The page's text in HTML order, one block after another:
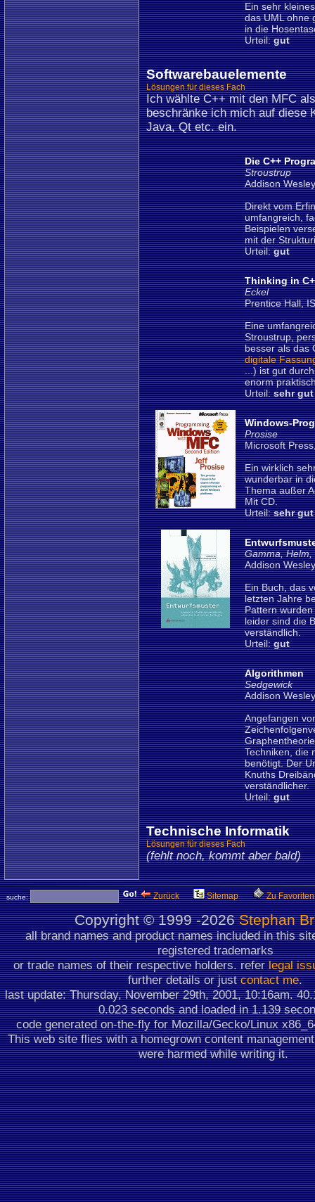
Ein sehr
das UML ohne
in die
Urteil:gut
Softwarebauelemente
Lösungen für dieses Fach
Ich wählte C++ mit den MFC
beschränke ich mich auf diese
Java, Qt etc. ein.
Die C++
Stroustrup
Addison
Direkt vom
umfangreich,
Beispielen
mit der
Urteil:gut
Thinking in
Eckel
Prentice Hall,
Eine
Stroustrup,
besser als das
digitale
...) ist gut
enorm
Urteil:sehr gut
Windows-
Prosise
Microsoft
Ein wirklich
wunderbar in
Thema außer
Mit CD.
Urteil:sehr gut
Gamma,
Addison
Ein Buch, das
letzten Jahre
Pattern
leider sind die
verständlich.
Urteil:gut
Algorithmen
Sedgewick
Addison
Angefangen
Techniken, die
benötigt. Der
Knuths
verständlicher.
Urteil:gut
Technische Informatik
Lösungen für dieses Fach
(fehlt noch, kommt aber bald)
suche: Zurück Sitemap Zu
Copyright ©1999 -2026 Stephan
all brand names and product names included in this
registered trademarks
or trade names of their respective holders. referlegal
further details or justcontact me.
last update: Thursday, November 29th, 2001, 10:16am.
0.023 seconds and loaded in 1.139
code generated on-the-fly for Mozilla/Gecko/Linux
This web site flies with a homegrown content
were harmed while writing it.